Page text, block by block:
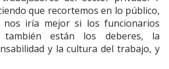
que recortemos en lo público,
iría mejor si los funcionarios
también están los deberes, la
y la cultura del trabajo, y